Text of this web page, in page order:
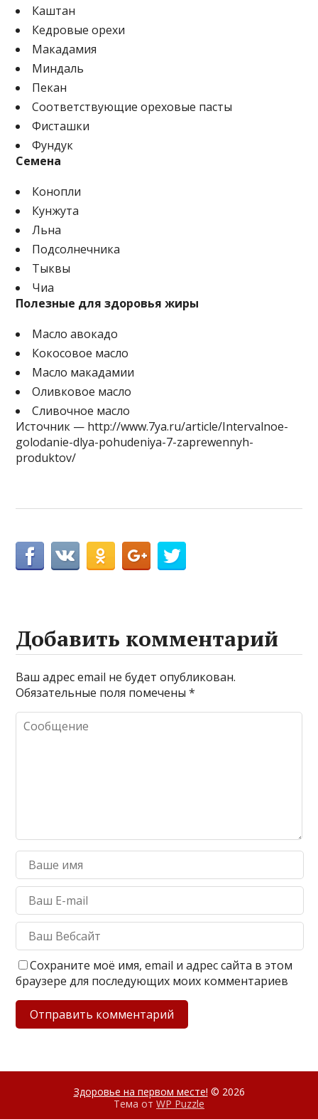
Каштан
Кедровые орехи
Макадамия
Миндаль
Пекан
Соответствующие ореховые пасты
Фисташки
Фундук
Семена
Конопли
Кунжута
Льна
Подсолнечника
Тыквы
Чиа
Полезные для здоровья жиры
Масло авокадо
Кокосовое масло
Масло макадамии
Оливковое масло
Сливочное масло
Источник — http://www.7ya.ru/article/Intervalnoe-
golodanie-dlya-pohudeniya-7-zaprewennyh-
produktov/
Добавить комментарий
Ваш адрес email не будет опубликован.
Обязательные поля помечены*
Сохраните моё имя, email и адрес сайта в этом
браузере для последующих моих комментариев
Здоровье на первом месте! © 2026
Тема от WP Puzzle